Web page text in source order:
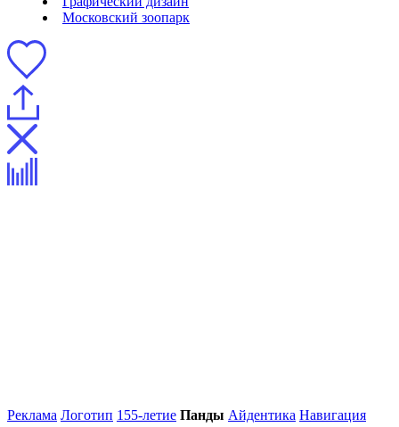
Московский зоопарк
Реклама Логотип 155-летие Панды Айдентика Навигация